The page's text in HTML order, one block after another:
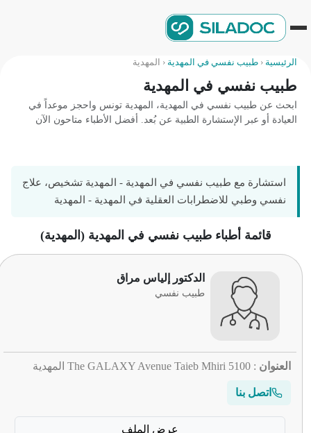
الرئيسية‹طبيب نفسي في المهدية‹المهدية
طبيب نفسي في المهدية
ابحث عن طبيب نفسي في المهدية، المهدية تونس واحجز موعداً في
العيادة أو عبر الإستشارة الطبية عن بُعد. أفضل الأطباء متاحون الآن
استشارة مع طبيب نفسي في المهدية - المهدية تشخيص، علاج
نفسي وطبي للاضطرابات العقلية في المهدية - المهدية
قائمة أطباء طبيب نفسي في المهدية (المهدية)
الدكتور إلياس مراق
طبيب نفسي
العنوان : 5100 The GALAXY Avenue Taieb Mhiri المهدية
اتصل بنا
عرض الملف